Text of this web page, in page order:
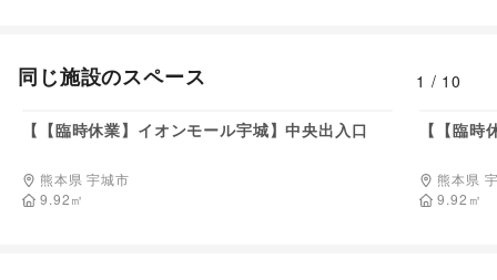
同じ施設のスペース 1 / 10
【【臨時休業】イオンモール宇城】中央出入口
熊本県 宇城市
9.92㎡
【【臨
熊本県
9.92 ㎡